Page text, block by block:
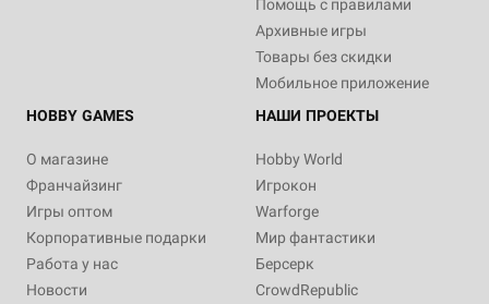
Помощь с правилами
Архивные игры
Товары без скидки
Мобильное приложение
HOBBY GAMES
О магазине
Франчайзинг
Игры оптом
Корпоративные подарки
Работа у нас
Новости
НАШИ ПРОЕКТЫ
Hobby World
Игрокон
Warforge
Мир фантастики
Берсерк
CrowdRepublic